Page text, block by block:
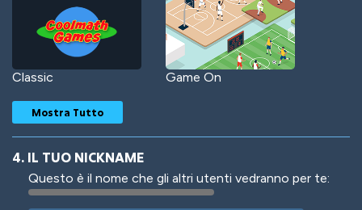
Classic Game On
Woof Jungle Cats
Mostra Tutto
4. IL TUO NICKNAME
Questo è il nome che gli altri utenti vedranno per te: